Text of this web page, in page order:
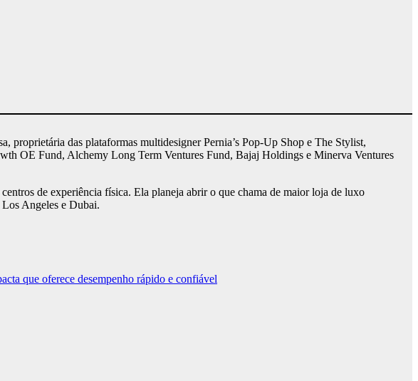
proprietária das plataformas multidesigner Pernia’s Pop-Up Shop e The Stylist,
OE Fund, Alchemy Long Term Ventures Fund, Bajaj Holdings e Minerva Ventures
de experiência física. Ela planeja abrir o que chama de maior loja de luxo
Angeles e Dubai.
que oferece desempenho rápido e confiável